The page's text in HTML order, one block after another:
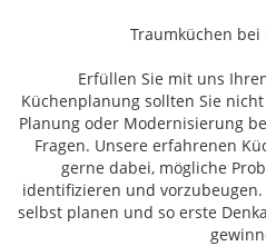
Traumküchen bei
Erfüllen Sie mit uns
Küchenplanung sollten Sie
Planung oder Modernisierung
Fragen. Unsere erfahrenen
gerne dabei, mögliche
identifizieren und
selbst planen und so erste